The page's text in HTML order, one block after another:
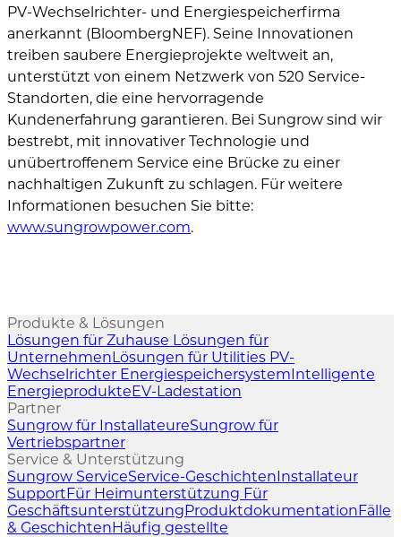
PV-Wechselrichter- und Energiespeicherfirma
anerkannt (BloombergNEF). Seine Innovationen
treiben saubere Energieprojekte weltweit an,
unterstützt von einem Netzwerk von 520 Service-
Standorten, die eine hervorragende
Kundenerfahrung garantieren. Bei Sungrow sind wir
bestrebt, mit innovativer Technologie und
unübertroffenem Service eine Brücke zu einer
nachhaltigen Zukunft zu schlagen. Für weitere
Informationen besuchen Sie bitte:
www.sungrowpower.com.
Produkte & Lösungen
Lösungen für Zuhause Lösungen für
UnternehmenLösungen für Utilities PV-
Wechselrichter EnergiespeichersystemIntelligente
EnergieprodukteEV-Ladestation
Partner
Sungrow für InstallateureSungrow für
Vertriebspartner
Service & Unterstützung
Sungrow ServiceService-GeschichtenInstallateur
SupportFür Heimunterstützung Für
GeschäftsunterstützungProduktdokumentationFälle
& GeschichtenHäufig gestellte